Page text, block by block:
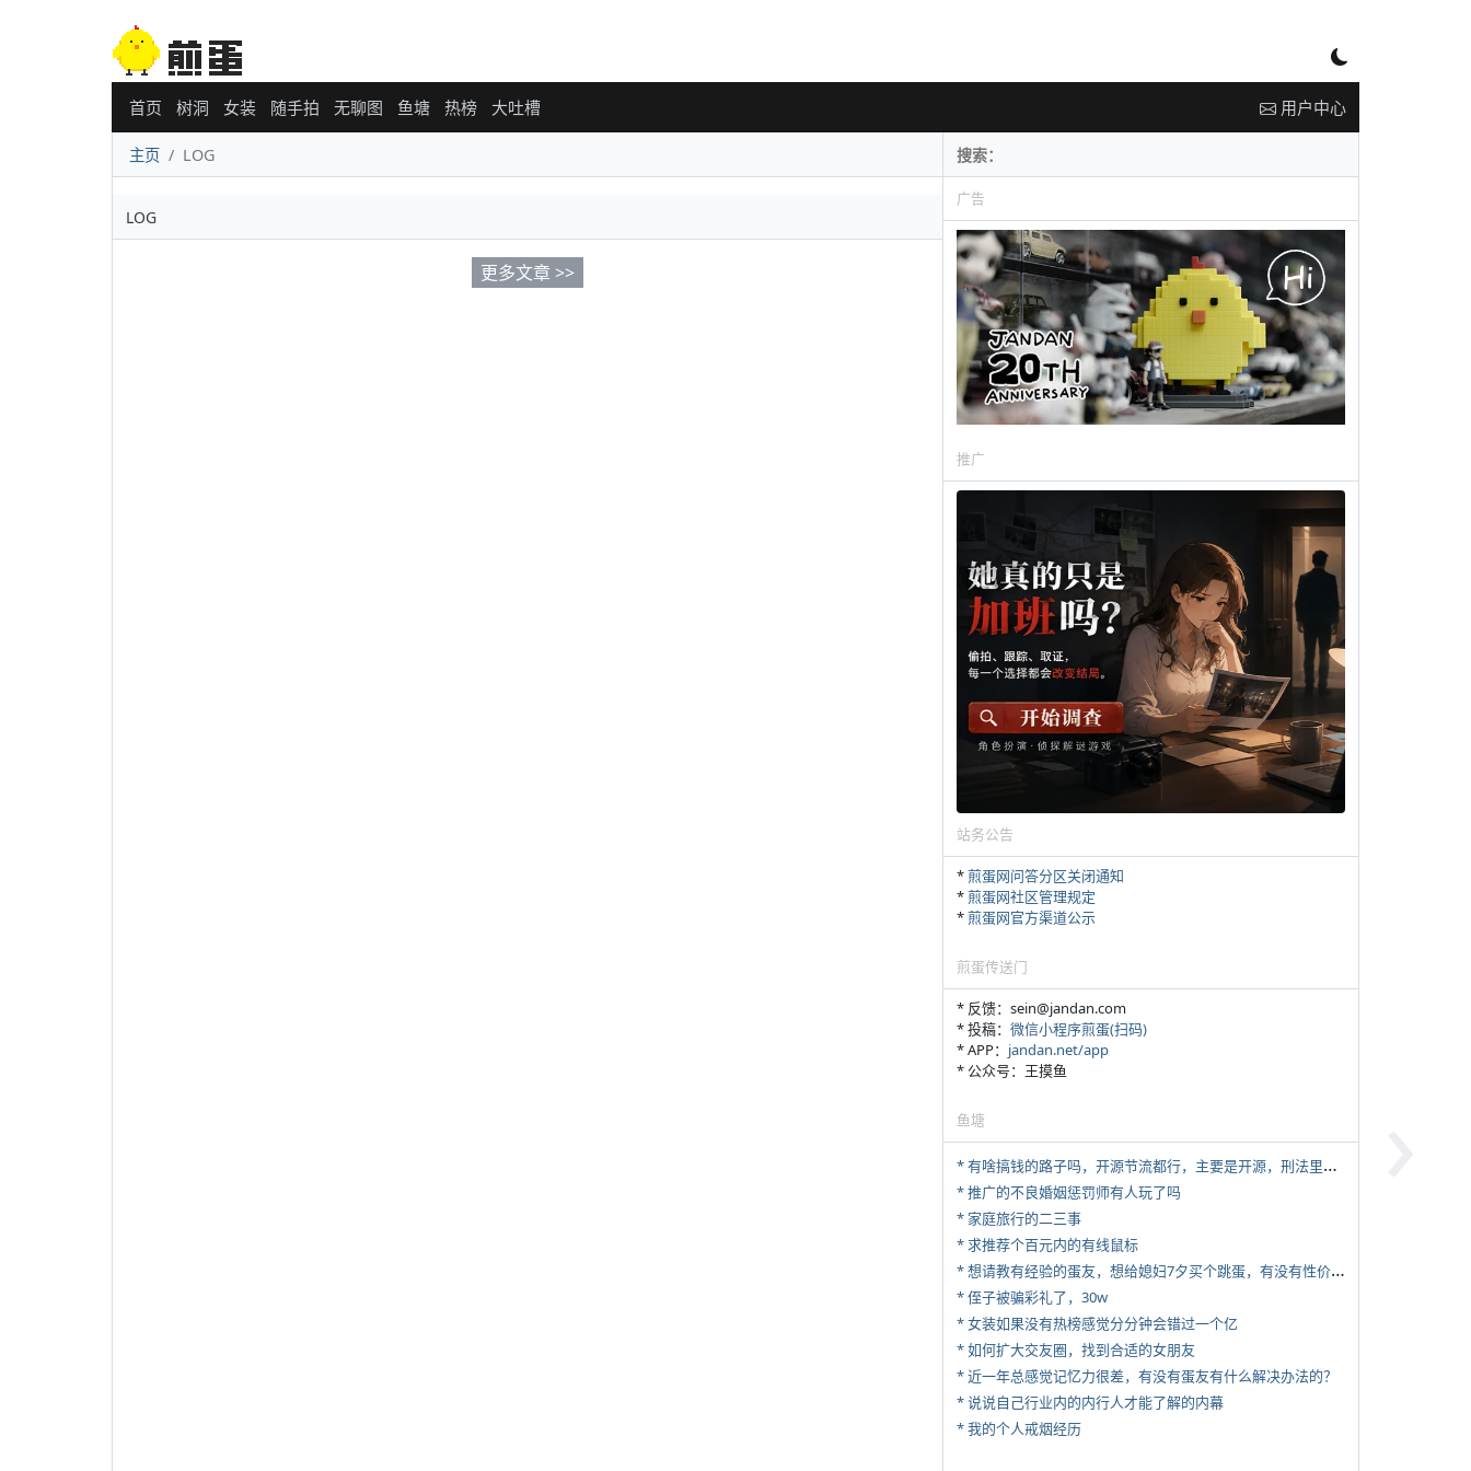
首页 树洞 女装 随手拍 无聊图 鱼塘 热榜 大吐槽 用户中心
主页 LOG
LOG
更多文章 >>
广告
推广
站务公告
*煎蛋网问答分区关闭通知
*煎蛋网社区管理规定
*煎蛋网官方渠道公示
煎蛋传送门
* 反馈：sein@jandan.com
* 投稿： 微信小程序煎蛋(扫码)
* APP： jandan.net/app
* 公众号：王摸鱼
鱼塘
*
有啥搞钱的路子吗，开源节流都行，主要是开源，刑法里的咱不做
* 推广的不良婚姻惩罚师有人玩了吗
* 家庭旅行的二三事
* 求推荐个百元内的有线鼠标
*
想请教有经验的蛋友，想给媳妇7夕买个跳蛋，有没有性价比高的推荐
* 侄子被骗彩礼了，30w
* 女装如果没有热榜感觉分分钟会错过一个亿
* 如何扩大交友圈，找到合适的女朋友
* 近一年总感觉记忆力很差，有没有蛋友有什么解决办法的？
* 说说自己行业内的内行人才能了解的内幕
* 我的个人戒烟经历